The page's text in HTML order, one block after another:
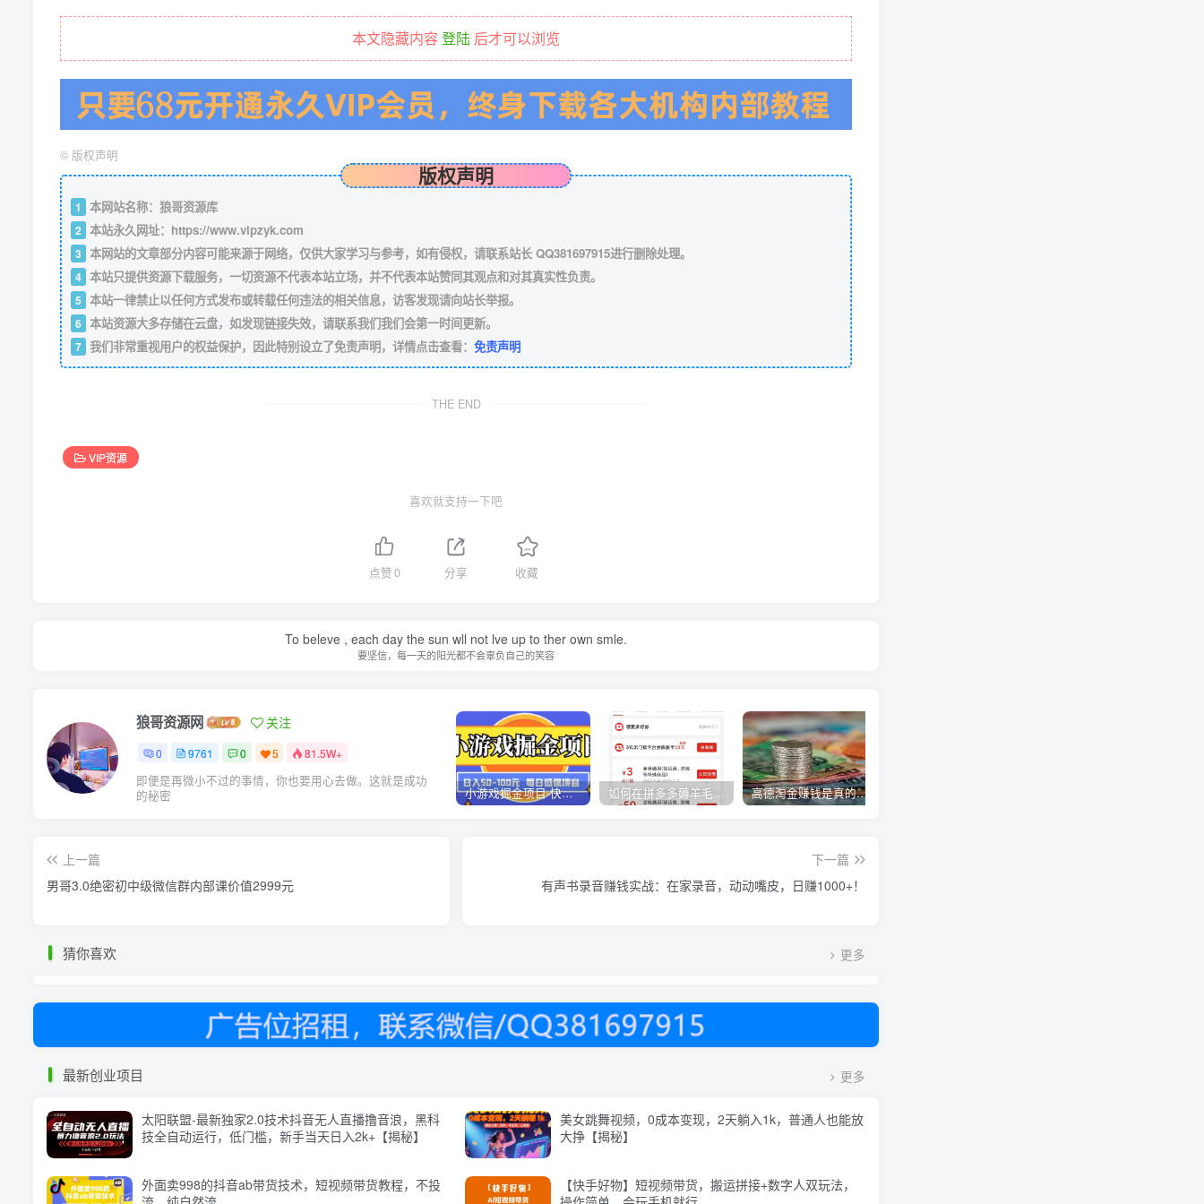
本文隐藏内容 登陆 后才可以浏览
© 版权声明
版权声明
1 本网站名称：狼哥资源库
2 本站永久网址： https://www.vipzyk.com
3 本网站的文章部分内容可能来源于网络，仅供大家学习与参考，如有侵权，请联系站长 QQ381697915进行删除处理。
4 本站只提供资源下载服务，一切资源不代表本站立场，并不代表本站赞同其观点和对其真实性负责。
5 本站一律禁止以任何方式发布或转载任何违法的相关信息，访客发现请向站长举报。
6 本站资源大多存储在云盘，如发现链接失效，请联系我们我们会第一时间更新。
7 我们非常重视用户的权益保护，因此特别设立了免责声明，详情点击查看： 免责声明
THE END
VIP资源
喜欢就支持一下吧
点赞0 分享 收藏
To beleve , each day the sun wll not lve up to ther own smle.
要坚信，每一天的阳光都不会辜负自己的笑容
狼哥资源网 关注
0 9761 0 5 81.5W+
即便是再微小不过的事情，你也要用心去做。这就是成功
的秘密
小游戏掘金项目-快手商业养机教程（小游戏养机） 如何在拼多多薅羊毛，教你撸品台无门槛优惠券，一单利润50-300！ 高德淘金赚钱是真的吗，拍照就能赚钱？大神拍拍照片就赚了140W！
上一篇
男哥3.0绝密初中级微信群内部课价值2999元
下一篇
有声书录音赚钱实战：在家录音，动动嘴皮，日赚1000+！
猜你喜欢 更多
最新创业项目 更多
太阳联盟-最新独家2.0技术抖音无人直播撸音浪，黑科
技全自动运行，低门槛，新手当天日入2k+【揭秘】
美女跳舞视频，0成本变现，2天躺入1k，普通人也能放
大挣【揭秘】
外面卖998的抖音ab带货技术，短视频带货教程，不投
【快手好物】短视频带货，搬运拼接+数字人双玩法，